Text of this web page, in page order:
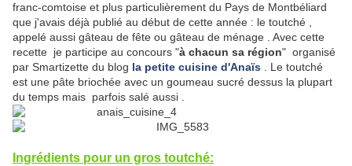
franc-comtoise et plus particulièrement du Pays de Montbéliard
que j'avais déjà publié au début de cette année : le toutché ,
appelé aussi gâteau de fête ou gâteau de ménage . Avec cette
recette je participe au concours "à chacun sa région" organisé
par Smartizette du blog la petite cuisine d'Anaïs . Le toutché
est une pâte briochée avec un goumeau sucré dessus la plupart
du temps mais parfois salé aussi .
Ingrédients pour un gros toutché: